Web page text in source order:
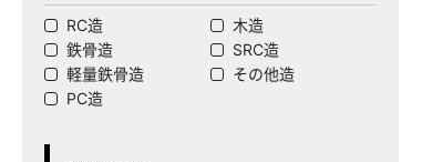
RC造
木造
鉄骨造
SRC造
軽量鉄骨造
その他造
PC造